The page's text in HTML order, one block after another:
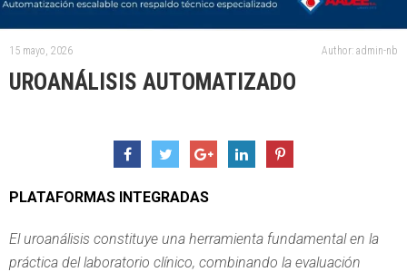
15 mayo, 2026 Author: admin-nb
UROANÁLISIS AUTOMATIZADO
PLATAFORMAS INTEGRADAS
El uroanálisis constituye una herramienta fundamental en la
práctica del laboratorio clínico, combinando la evaluación